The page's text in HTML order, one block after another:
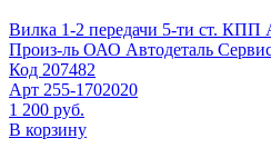
Вилка 1-2 передачи 5-ти ст.
Произ-ль ОАО Автодеталь
Код 207482
Арт 255-1702020
1 200 руб.
В корзину